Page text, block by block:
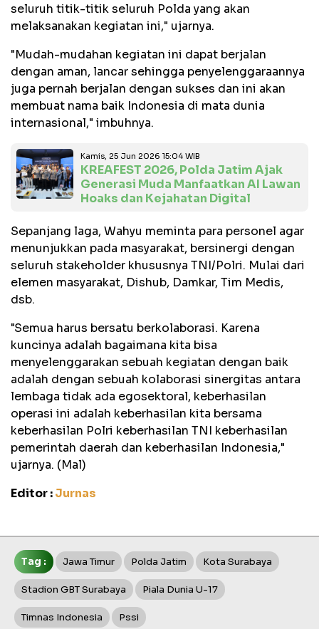
seluruh titik-titik seluruh Polda yang akan
melaksanakan kegiatan ini," ujarnya.
"Mudah-mudahan kegiatan ini dapat berjalan
dengan aman, lancar sehingga penyelenggaraannya
juga pernah berjalan dengan sukses dan ini akan
membuat nama baik Indonesia di mata dunia
internasional," imbuhnya.
Kamis, 25 Jun 2026 15:04 WIB
KREAFEST 2026, Polda Jatim Ajak
Generasi Muda Manfaatkan AI Lawan
Hoaks dan Kejahatan Digital
Sepanjang laga, Wahyu meminta para personel agar
menunjukkan pada masyarakat, bersinergi dengan
seluruh stakeholder khususnya TNI/Polri. Mulai dari
elemen masyarakat, Dishub, Damkar, Tim Medis,
dsb.
"Semua harus bersatu berkolaborasi. Karena
kuncinya adalah bagaimana kita bisa
menyelenggarakan sebuah kegiatan dengan baik
adalah dengan sebuah kolaborasi sinergitas antara
lembaga tidak ada egosektoral, keberhasilan
operasi ini adalah keberhasilan kita bersama
keberhasilan Polri keberhasilan TNI keberhasilan
pemerintah daerah dan keberhasilan Indonesia,"
ujarnya. (Mal)
Editor :Jurnas
Tag : Jawa Timur Polda Jatim Kota Surabaya
Stadion GBT Surabaya Piala Dunia U-17
Timnas Indonesia Pssi